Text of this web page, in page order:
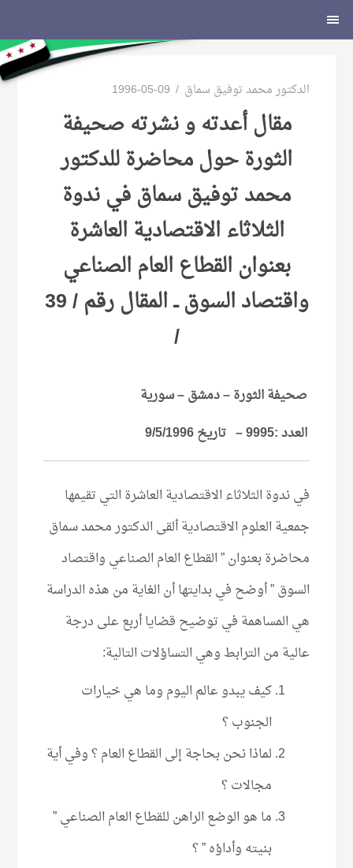
التجاوز
الشريط
الدكتور محمد توفيق سماق
1996-05-09
مقال أعدته و نشرته صحيفة
الثورة حول محاضرة للدكتور
محمد توفيق سماق في ندوة
الثلاثاء الاقتصادية العاشرة
بعنوان القطاع العام الصناعي
واقتصاد السوق ــ المقال رقم / 39
/
صحيفة الثورة – دمشق– سورية
العدد :9995 – تاريخ 9/5/1996
في ندوة الثلاثاء الاقتصادية العاشرة التي تقيمها
جمعية العلوم الاقتصادية ألقى الدكتور محمد سماق
محاضرة بعنوان ” القطاع العام الصناعي واقتصاد
السوق ” أوضح في بدايتها أن الغاية من هذه الدراسة
هي المساهمة في توضيح قضايا أربع على درجة
عالية من الترابط وهي التساؤلات التالية:
كيف يبدو عالم اليوم وما هي خيارات
الجنوب ؟
لماذا نحن بحاجة إلى القطاع العام ؟ وفي أية
مجالات ؟
ما هو الوضع الراهن للقطاع العام الصناعي ”
بنيته وأداؤه ” ؟